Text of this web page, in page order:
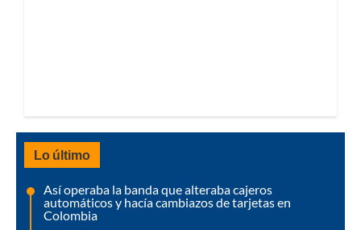
Lo último
Así operaba la banda que alteraba cajeros
automáticos y hacía cambiazos de tarjetas en
Colombia